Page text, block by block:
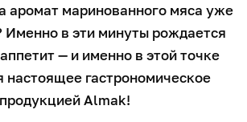
аромат маринованного мяса уже
Именно в эти минуты рождается
— и именно в этой точке
настоящее гастрономическое
Almak!